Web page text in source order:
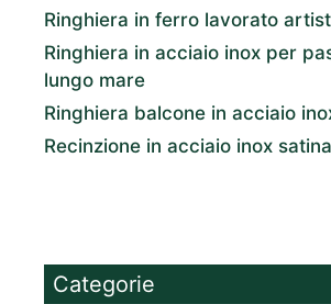
Ringhiera in ferro lavorato
Ringhiera in acciaio inox per
lungo mare
Ringhiera balcone in acciaio
Recinzione in acciaio inox
Categorie